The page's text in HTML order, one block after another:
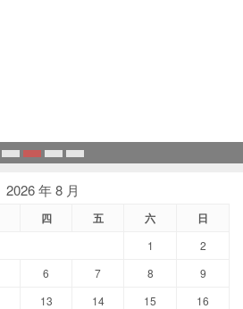
2026 年 8 月
四 五 六 日
1
2
6 7 8
9
13 14 15
16